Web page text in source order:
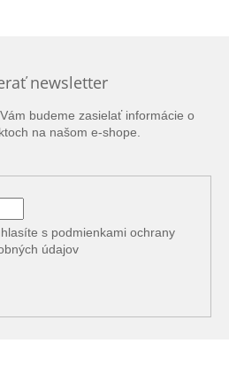
newsletter
budeme zasielať informácie o
na našom e-shope.
s podmienkami ochrany
údajov